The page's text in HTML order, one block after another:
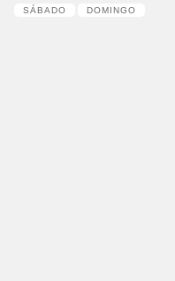
SÁBADO
DOMINGO